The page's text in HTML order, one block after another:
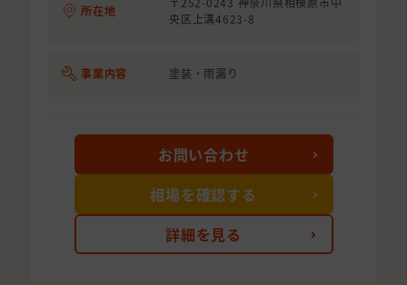
所在地
央区上溝4623-8
事業内容 塗装・雨漏り
詳細を見る
お問い合わせ
相場を確認する